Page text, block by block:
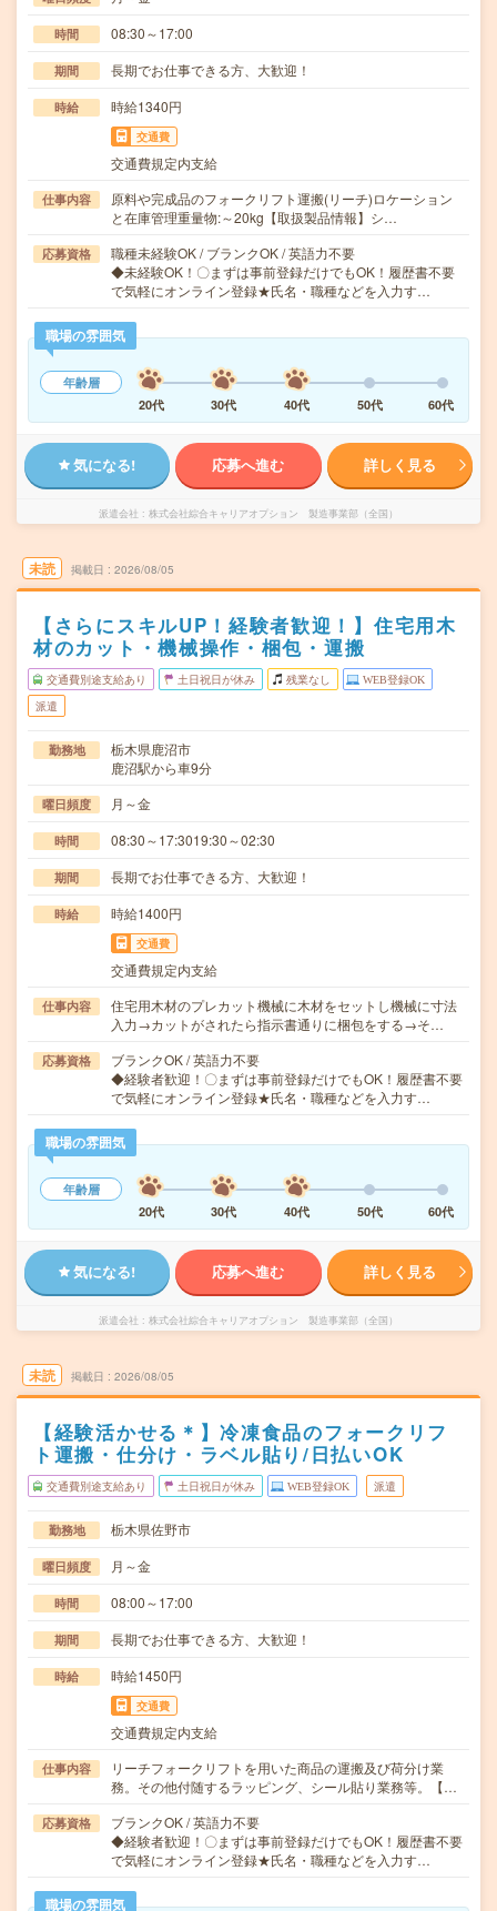
時間 08:30～17:00
期間 長期でお仕事できる方、大歓迎！
時給 時給1340円
交通費
交通費規定内支給
仕事内容
原料や完成品のフォークリフト運搬(リーチ)ロケーション
と在庫管理重量物:～20kg【取扱製品情報】シ…
応募資格
職種未経験OK / ブランクOK / 英語力不要
◆未経験OK！〇まずは事前登録だけでもOK！履歴書不要
で気軽にオンライン登録★氏名・職種などを入力す…
職場の雰囲気
年齢層
20代
30代 40代 50代 60代
気になる! 応募へ進む 詳しく見る
派遣会社 株式会社綜合キャリアオプション 製造事業部（全国）
未読 掲載日 2026/08/05
【さらにスキルUP！経験者歓迎！】住宅用木
材のカット・機械操作・梱包・運搬
交通費別途支給あり 土日祝日が休み 残業なし WEB登録OK
派遣
勤務地
栃木県鹿沼市
鹿沼駅から車9分
曜日頻度 月～金
時間 08:30～17:3019:30～02:30
期間 長期でお仕事できる方、大歓迎！
時給 時給1400円
交通費
交通費規定内支給
仕事内容
住宅用木材のプレカット機械に木材をセットし機械に寸法
入力→カットがされたら指示書通りに梱包をする→そ…
応募資格
ブランクOK / 英語力不要
◆経験者歓迎！〇まずは事前登録だけでもOK！履歴書不要
で気軽にオンライン登録★氏名・職種などを入力す…
職場の雰囲気
年齢層
20代
30代 40代 50代 60代
気になる! 応募へ進む 詳しく見る
派遣会社 株式会社綜合キャリアオプション 製造事業部（全国）
未読 掲載日 2026/08/05
【経験活かせる＊】冷凍食品のフォークリフ
ト運搬・仕分け・ラベル貼り/日払いOK
交通費別途支給あり 土日祝日が休み WEB登録OK 派遣
勤務地 栃木県佐野市
曜日頻度 月～金
時間 08:00～17:00
期間 長期でお仕事できる方、大歓迎！
時給 時給1450円
交通費
交通費規定内支給
仕事内容
リーチフォークリフトを用いた商品の運搬及び荷分け業
務。その他付随するラッピング、シール貼り業務等。【…
応募資格
ブランクOK / 英語力不要
◆経験者歓迎！〇まずは事前登録だけでもOK！履歴書不要
で気軽にオンライン登録★氏名・職種などを入力す…
職場の雰囲気